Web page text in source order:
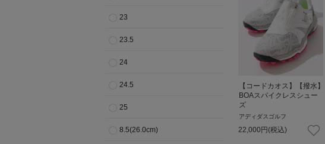
23
23.5
24
24.5
25
8.5(26.0cm)
【コードカオス】【撥水】
BOAスパイクレスシュー
ズ
アディダスゴルフ
22,000円(税込)